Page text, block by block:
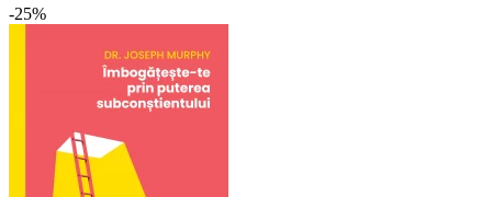
-25%